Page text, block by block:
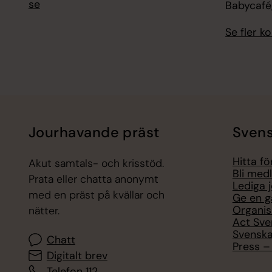
se
Se fler
Jourhavande präst
Akut samtals- och krisstöd.
Prata eller chatta anonymt
med en präst på kvällar och
nätter.
Chatt
Digitalt brev
Hitta
Bli
Lediga
Ge en
Act
Press